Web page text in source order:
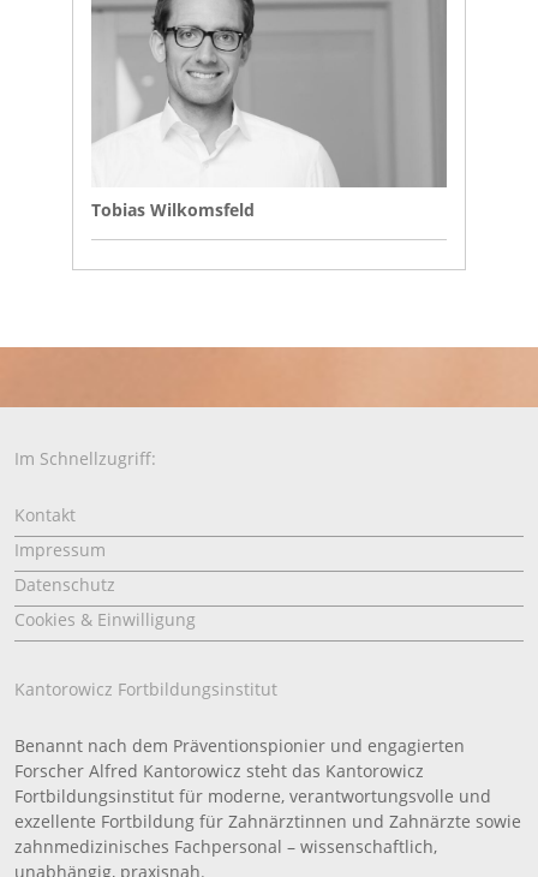
Tobias Wilkomsfeld
Im Schnellzugriff:
Kontakt
Impressum
Datenschutz
Cookies & Einwilligung
Kantorowicz Fortbildungsinstitut
Benannt nach dem Präventionspionier und engagierten
Forscher Alfred Kantorowicz steht das Kantorowicz
Fortbildungsinstitut für moderne, verantwortungsvolle und
exzellente Fortbildung für Zahnärztinnen und Zahnärzte sowie
zahnmedizinisches Fachpersonal – wissenschaftlich,
unabhängig, praxisnah.